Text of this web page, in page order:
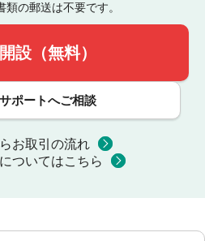
類の郵送は不要です。
設（無料）
ポートへご相談
お取引の流れ
ついてはこちら